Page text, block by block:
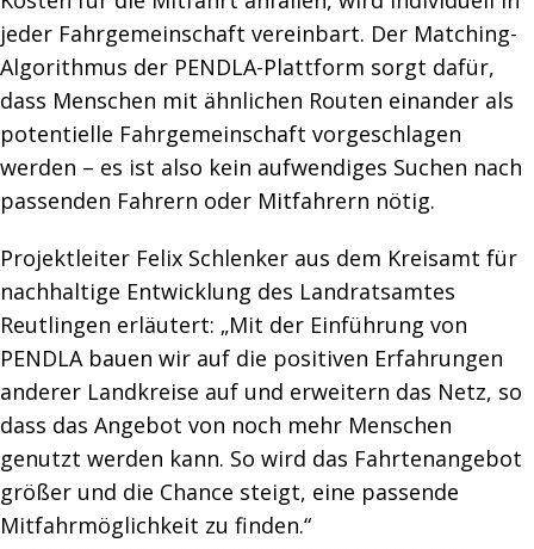
jeder Fahrgemeinschaft vereinbart. Der Matching-
Algorithmus der PENDLA-Plattform sorgt dafür,
dass Menschen mit ähnlichen Routen einander als
potentielle Fahrgemeinschaft vorgeschlagen
werden – es ist also kein aufwendiges Suchen nach
passenden Fahrern oder Mitfahrern nötig.
Projektleiter Felix Schlenker aus dem Kreisamt für
nachhaltige Entwicklung des Landratsamtes
Reutlingen erläutert: „Mit der Einführung von
PENDLA bauen wir auf die positiven Erfahrungen
anderer Landkreise auf und erweitern das Netz, so
dass das Angebot von noch mehr Menschen
genutzt werden kann. So wird das Fahrtenangebot
größer und die Chance steigt, eine passende
Mitfahrmöglichkeit zu finden.“